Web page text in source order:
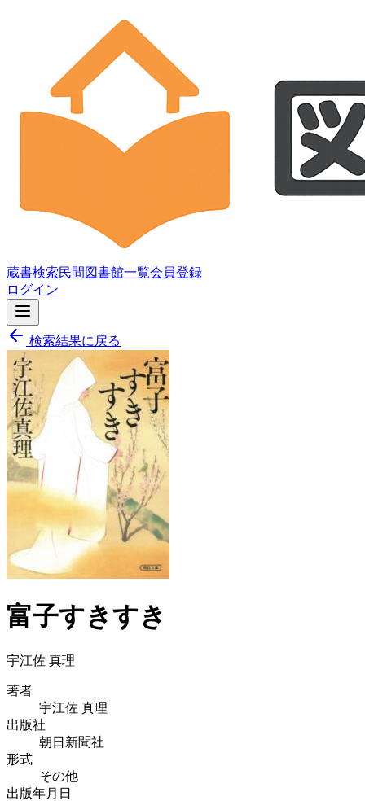
蔵書検索民間図書館一覧会員登録
ログイン
検索結果に戻る
富子すきすき
宇江佐 真理
著者
宇江佐 真理
出版社
朝日新聞社
形式
その他
出版年月日